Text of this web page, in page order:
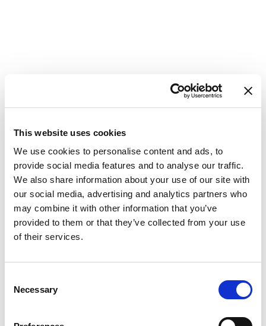
This website uses cookies
We use cookies to personalise content and ads, to
provide social media features and to analyse our traffic.
We also share information about your use of our site with
our social media, advertising and analytics partners who
may combine it with other information that you’ve
provided to them or that they’ve collected from your use
of their services.
Selection
Necessary
Ветроходна яхта
Summer Dream
Хърватия,Трогир
ACI Marina Trogir
Bareboat charter
Ценова листа
Проверете наличността и условията
Година на изграждане